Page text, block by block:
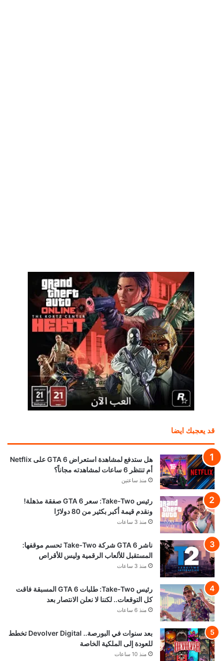
قد يعجبك ايضا
هل ستدفع لمشاهدة استعراض GTA 6 على Netflix
أم تنتظر 6 ساعات لمشاهدته مجاناً؟
منذ ساعتين
رئيس Take-Two: سعر GTA 6 صفقة مذهلة!
ونقدم قيمة أكبر بكثير من 80 دولارًا
منذ 3 ساعات
ناشر GTA 6 شركة Take-Two تحسم موقفها:
المستقبل للألعاب الرقمية وليس للأقراص
منذ 3 ساعات
رئيس Take-Two: طلبات GTA 6 المسبقة فاقت
كل التوقعات.. لكننا لا نعلن الانتصار بعد
منذ 6 ساعات
بعد سنوات في البورصة.. Devolver Digital تخطط
للعودة إلى الملكية الخاصة
منذ 10 ساعات